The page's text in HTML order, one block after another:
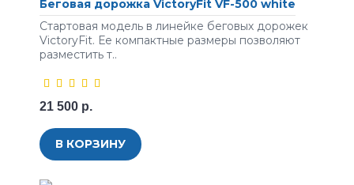
Беговая дорожка VictoryFit VF-500 white
Стартовая модель в линейке беговых дорожек
VictoryFit. Ее компактные размеры позволяют
разместить т..
21 500 р.
В КОРЗИНУ